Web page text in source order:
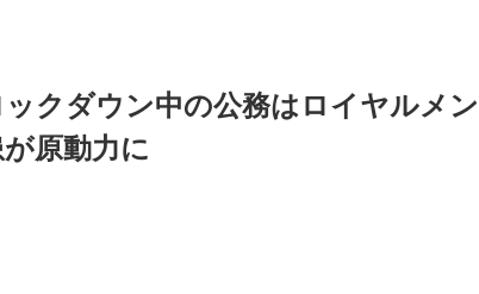
クダウン中の公務はロイヤルメン
原動力に